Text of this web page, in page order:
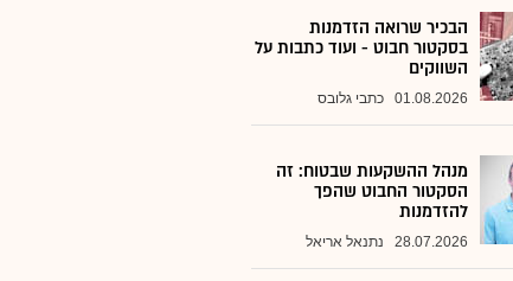
הבכיר שרואה הזדמנות
בסקטור חבוט - ועוד כתבות על
השווקים
01.08.2026 כתבי גלובס
מנהל ההשקעות שבטוח: זה
הסקטור החבוט שהפך
להזדמנות
28.07.2026 נתנאל אריאל